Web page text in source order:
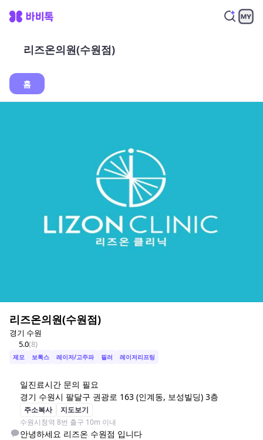
리즈온의원(수원점)
홈
리즈온의원(수원점)
경기 수원
5.0(8)
제모 보톡스 레이저/고주파 필러 레이저리프팅
일진료시간 문의 필요
경기 수원시 팔달구 권광로 163 (인계동, 보성빌딩) 3층
주소복사
지도보기
수원시청역 8번 출구 10m 이내
안녕하세요 리즈온 수원점 입니다